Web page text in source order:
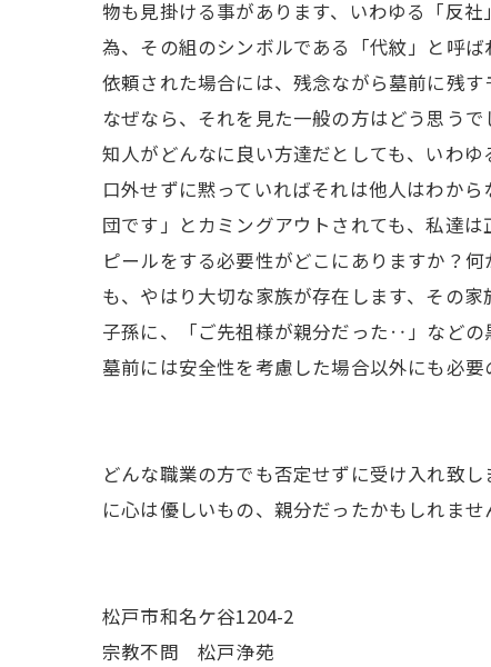
物も見掛ける事があります、いわゆる「反
為、その組のシンボルである「代紋」と呼
依頼された場合には、残念ながら墓前に残
なぜなら、それを見た一般の方はどう思う
知人がどんなに良い方達だとしても、いわ
口外せずに黙っていればそれは他人はわか
団です」とカミングアウトされても、私達
ピールをする必要性がどこにありますか？
も、やはり大切な家族が存在します、その
子孫に、「ご先祖様が親分だった‥」など
墓前には安全性を考慮した場合以外にも必要
どんな職業の方でも否定せずに受け入れ致
に心は優しいもの、親分だったかもしれま
松戸市和名ケ谷1204-2
宗教不問 松戸浄苑